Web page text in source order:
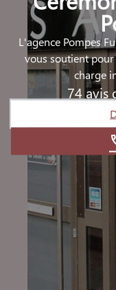
L'agence Pompes
vous soutient pour
charge
74 avis